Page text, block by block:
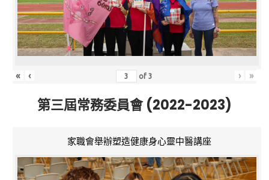
« ‹ of3 › »
第三屆常務委員會 (2022-2023)
家職會舉辦塑造健康身心靈中醫講座